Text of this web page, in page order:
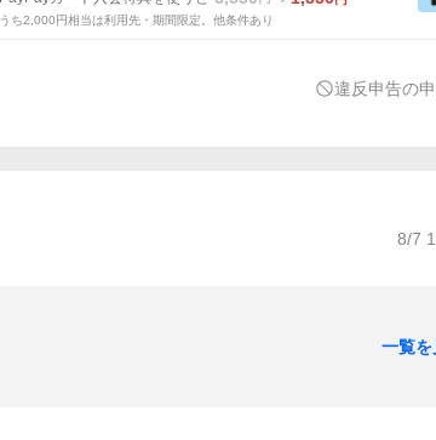
うち2,000円相当は利用先・期間限定。他条件あり
違反申告の
8/7
一覧を